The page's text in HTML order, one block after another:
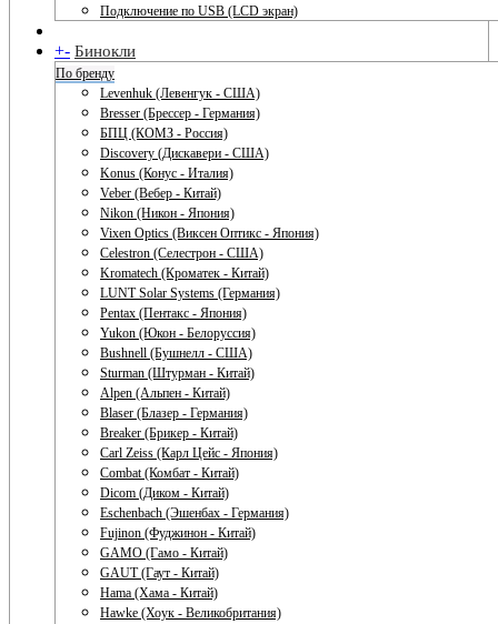
Подключение по USB (LCD экран)
+- Бинокли
По бренду
Levenhuk (Левенгук - США)
Bresser (Брессер - Германия)
БПЦ (КОМЗ - Россия)
Discovery (Дискавери - США)
Konus (Конус - Италия)
Veber (Вебер - Китай)
Nikon (Никон - Япония)
Vixen Optics (Виксен Оптикс - Япония)
Celestron (Селестрон - США)
Kromatech (Кроматек - Китай)
LUNT Solar Systems (Германия)
Pentax (Пентакс - Япония)
Yukon (Юкон - Белоруссия)
Bushnell (Бушнелл - США)
Sturman (Штурман - Китай)
Alpen (Альпен - Китай)
Blaser (Блазер - Германия)
Breaker (Брикер - Китай)
Carl Zeiss (Карл Цейс - Япония)
Combat (Комбат - Китай)
Dicom (Диком - Китай)
Eschenbach (Эшенбах - Германия)
Fujinon (Фуджинон - Китай)
GAMO (Гамо - Китай)
GAUT (Гаут - Китай)
Hama (Хама - Китай)
Hawke (Хоук - Великобритания)